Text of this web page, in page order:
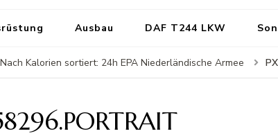
Ausbau DAF T244 LKW
Nach Kalorien sortiert: 24h EPA Niederländische Armee